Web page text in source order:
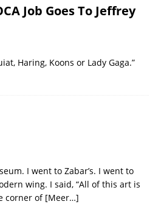
Job Goes To Jeffrey
Haring, Koons or Lady Gaga.”
I went to Zabar’s. I went to
wing. I said, “All of this art is
corner of [Meer…]